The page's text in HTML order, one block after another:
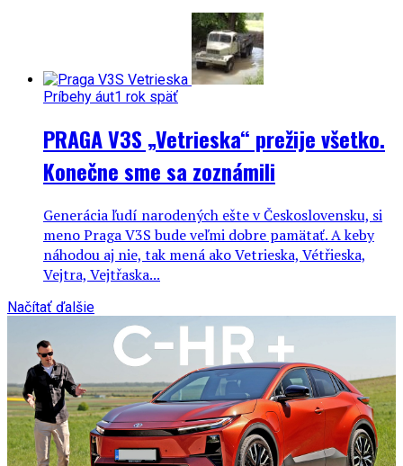
Príbehy áut1 rok späť
PRAGA V3S „Vetrieska“ prežije všetko.
Konečne sme sa zoznámili
Generácia ľudí narodených ešte v Československu, si
meno Praga V3S bude veľmi dobre pamätať. A keby
náhodou aj nie, tak mená ako Vetrieska, Vétřieska,
Vejtra, Vejtřaska...
Načítať ďalšie